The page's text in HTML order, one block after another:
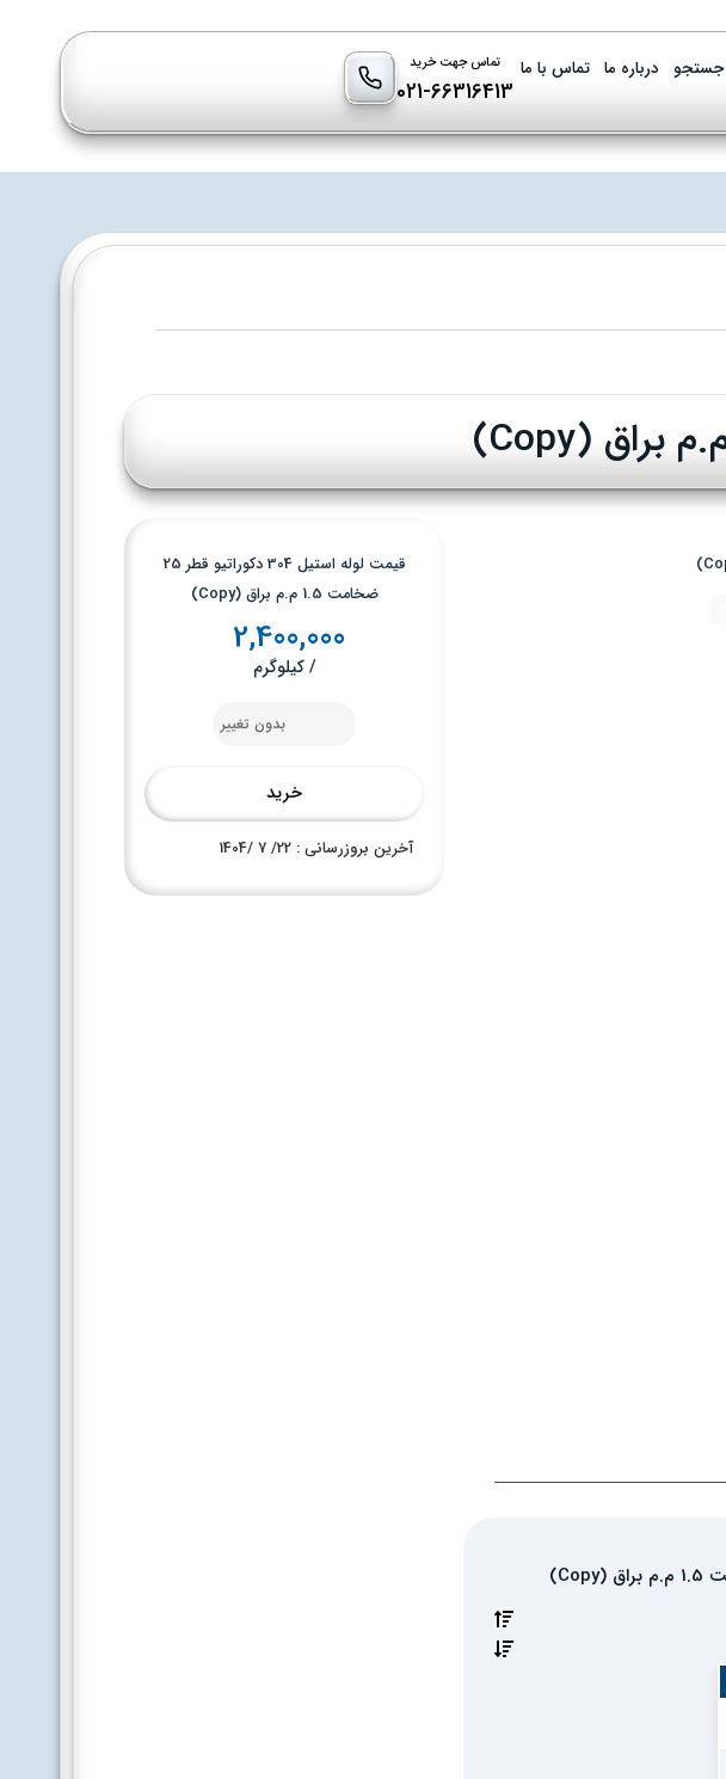
جستجو درباره ما تماس با ما تماس جهت خرید
021-66316413
قیمت لوله استیل 304 دکوراتیو قطر 25
ضخامت 1.5 م.م براق (Copy)
2,400,000
/ کیلوگرم
بدون تغییر
خرید
آخرین بروزرسانی : 22 / 7 /
1404